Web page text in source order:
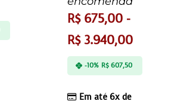
R$675,00 -
R$3.940,00
Em até 6x de
-10% R$607,50